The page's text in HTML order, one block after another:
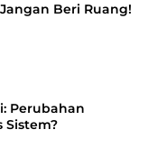
Beri Ruang!
Perubahan
Sistem?